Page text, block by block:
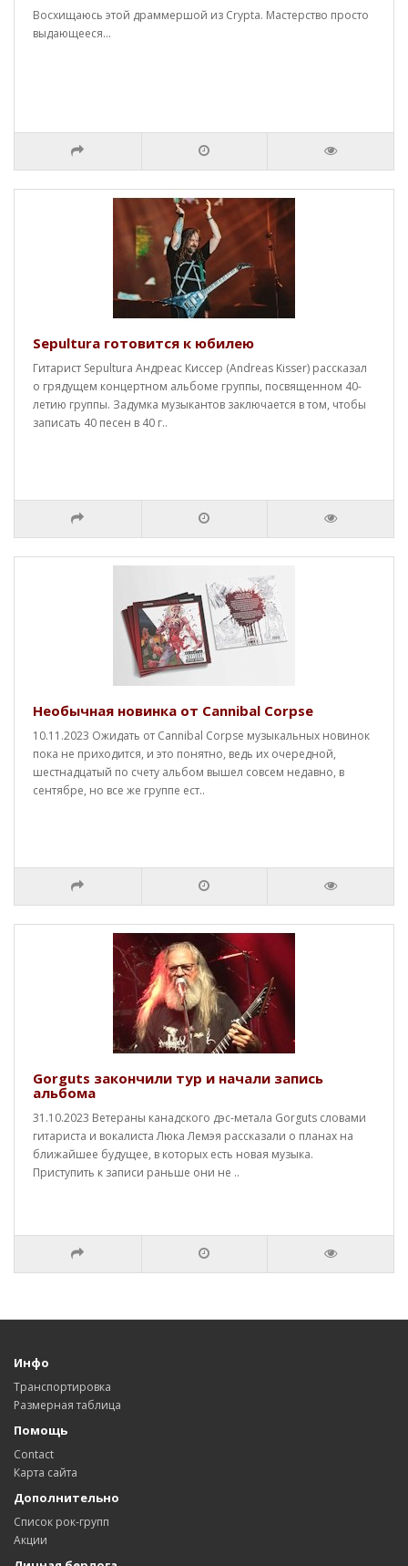
Восхищаюсь этой драммершой из Crypta. Мастерство просто
выдающееся...
Sepultura готовится к юбилею
Гитарист Sepultura Андреас Киссер (Andreas Kisser) рассказал
о грядущем концертном альбоме группы, посвященном 40-
летию группы. Задумка музыкантов заключается в том, чтобы
записать 40 песен в 40 г..
Необычная новинка от Cannibal Corpse
10.11.2023 Ожидать от Cannibal Corpse музыкальных новинок
пока не приходится, и это понятно, ведь их очередной,
шестнадцатый по счету альбом вышел совсем недавно, в
сентябре, но все же группе ест..
Gorguts закончили тур и начали запись
альбома
31.10.2023 Ветераны канадского дэс-метала Gorguts словами
гитариста и вокалиста Люка Лемэя рассказали о планах на
ближайшее будущее, в которых есть новая музыка.
Приступить к записи раньше они не ..
Инфо
Транспортировка
Размерная таблица
Помощь
Contact
Карта сайта
Дополнительно
Список рок-групп
Акции